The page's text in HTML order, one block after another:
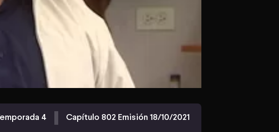
4 Capítulo 802 Emisión 18/10/2021